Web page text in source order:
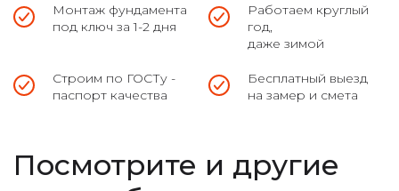
Монтаж фундамента
под ключ за 1-2 дня
Работаем круглый
год,
даже зимой
Строим по ГОСТу -
паспорт качества
Бесплатный выезд
на замер и смета
Посмотрите и другие